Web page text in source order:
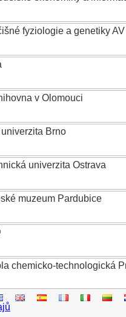
fyziologie a genetiky
v Olomouci
Brno
univerzita Ostrava
muzeum Pardubice
chemicko-technologická
ekonomická v Praze